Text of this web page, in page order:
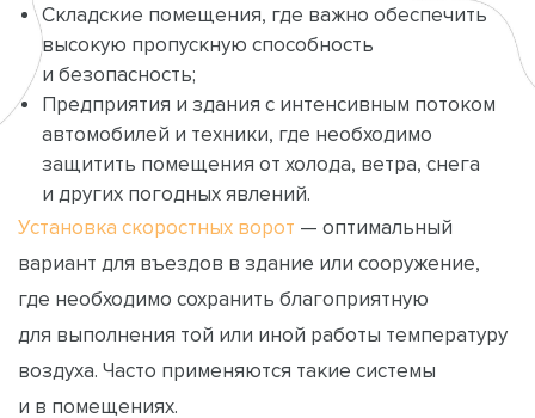
Складские помещения, где важно обеспечить
высокую пропускную способность
и безопасность;
Предприятия и здания с интенсивным потоком
автомобилей и техники, где необходимо
защитить помещения от холода, ветра, снега
и других погодных явлений.
Установка скоростных ворот — оптимальный
вариант для въездов в здание или сооружение,
где необходимо сохранить благоприятную
для выполнения той или иной работы температуру
воздуха. Часто применяются такие системы
и в помещениях.